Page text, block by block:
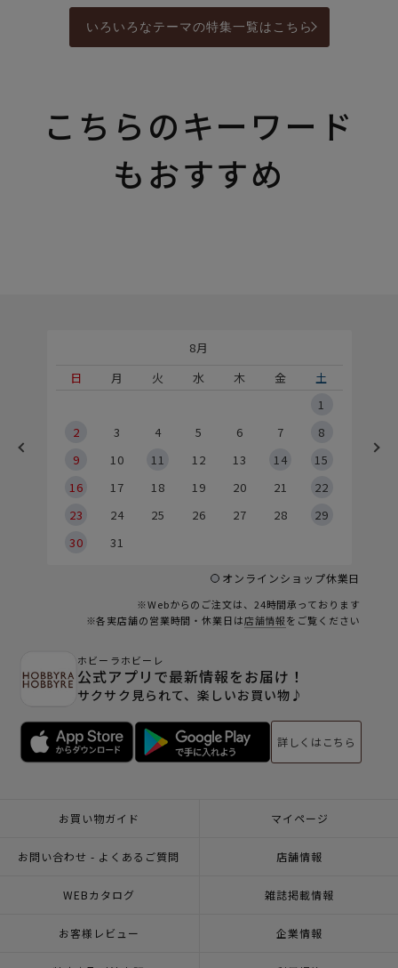
いろいろなテーマの特集一覧はこちら
こちらのキーワード
もおすすめ
8月
日
月 火 水 木 金
土
1
2
3 4 5 6 7
8
9
10 11 12 13 14
15
16
17 18 19 20 21
22
23
24 25 26 27 28
29
30
31
オンラインショップ休業日
※Webからのご注文は、24時間承っております
※各実店舗の営業時間・休業日は店舗情報をご覧ください
ホビーラホビーレ
公式アプリで最新情報をお届け！
サクサク見られて、楽しいお買い物♪
詳しくはこちら
お買い物ガイド マイページ
お問い合わせ - よくあるご質問 店舗情報
WEBカタログ 雑誌掲載情報
お客様レビュー 企業情報